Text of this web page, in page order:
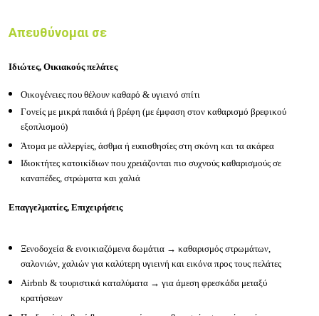
Απευθύνομαι σε
Ιδιώτες, Οικιακούς πελάτες
Οικογένειες που θέλουν καθαρό & υγιεινό σπίτι
Γονείς με μικρά παιδιά ή βρέφη (με έμφαση στον καθαρισμό βρεφικού
εξοπλισμού)
Άτομα με αλλεργίες, άσθμα ή ευαισθησίες στη σκόνη και τα ακάρεα
Ιδιοκτήτες κατοικίδιων που χρειάζονται πιο συχνούς καθαρισμούς σε
καναπέδες, στρώματα και χαλιά
Επαγγελματίες, Επιχειρήσεις
Ξενοδοχεία & ενοικιαζόμενα δωμάτια → καθαρισμός στρωμάτων,
σαλονιών, χαλιών για καλύτερη υγιεινή και εικόνα προς τους πελάτες
Airbnb & τουριστικά καταλύματα → για άμεση φρεσκάδα μεταξύ
κρατήσεων